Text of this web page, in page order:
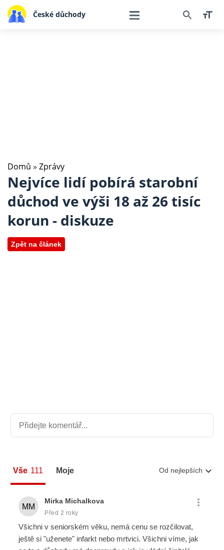
České důchody
Domů » Zprávy
Nejvíce lidí pobírá starobní
důchod ve výši 18 až 26 tisíc
korun - diskuze
Zpět na článek